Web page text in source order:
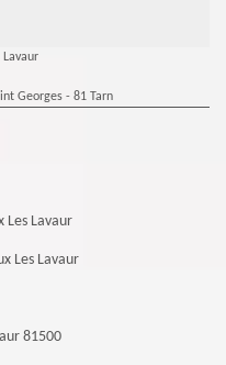
Georges - 81 Tarn
Les Lavaur
Les Lavaur
81500